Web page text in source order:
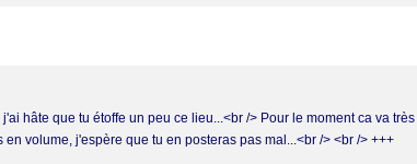
hâte que tu étoffe un peu ce lieu...<br /> Pour le moment ca va très
volume, j'espère que tu en posteras pas mal...<br /> <br /> +++